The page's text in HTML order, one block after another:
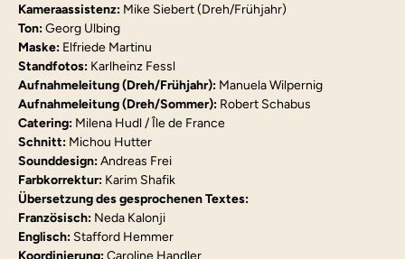
Kameraassistenz: Mike Siebert (Dreh/Frühjahr)
Ton: Georg Ulbing
Maske: Elfriede Martinu
Standfotos: Karlheinz Fessl
Aufnahmeleitung (Dreh/Frühjahr): Manuela Wilpernig
Aufnahmeleitung (Dreh/Sommer): Robert Schabus
Catering: Milena Hudl / Île de France
Schnitt: Michou Hutter
Sounddesign: Andreas Frei
Farbkorrektur: Karim Shafik
Übersetzung des gesprochenen Textes:
Französisch: Neda Kalonji
Englisch: Stafford Hemmer
Koordinierung: Caroline Handler